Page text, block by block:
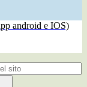
android e IOS)